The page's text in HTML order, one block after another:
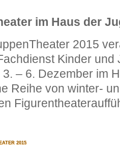
im Haus der
2015
Kinder und
– 6. Dezember im
Reihe von winter-
2015